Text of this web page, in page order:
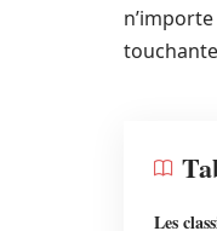
Les